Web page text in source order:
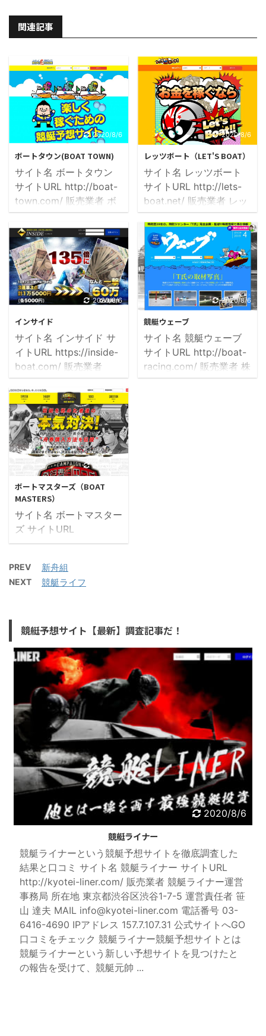
関連記事
2020/8/6
ボートタウン(BOAT TOWN)
サイト名 ボートタウン
サイトURL http://boat-
town.com/ 販売業者 ボ
ートタウン運営事務局 所
在地 東京都渋谷区松濤
2-15-5 運営責任者 池沢
悟 MAIL help@boat-
town.com 電話番号
0570-056120 IPアドレ
ス 153.150.75.196 公式
ェック ボートタウン
(BOAT TOWN)という競
艇予想サイトを徹底調査
した結果と口コミ ボート
タウン・競艇予想サイト
とは ボートタウン(BOAT
TOWN)という競艇予想
サイトを ...
2020/8/6
レッツボート（LET'S BOAT）
サイト名 レッツボート
サイトURL http://lets-
boat.net/ 販売業者 レッ
ツボート運営事務局 所在
地 東京都荒川区西日暮里
4-1-20 運営責任者 高
橋 宏司 MAIL
help@lets-boat.net 電話
番号 0570-087802 IPア
ドレス 153.150.75.196
をチェック レッツボート
（LET'S BOAT）という
競艇予想サイトを徹底調
査した結果と口コミ レッ
2020/8/6
インサイド
サイト名 インサイド サ
イトURL https://inside-
boat.com/ 販売業者
Invest Performance
Limited 所在地 1028
Robins Coral
bay,Joyend Buillding
P.O.Box 784 Coral
Bay,British Virgin
Islands 運営責任者 Ree
Kyungyool MAIL
info@inside-boat.com
電話番号
+46770222916 IPアド
レス 163.43.113.19 公式
2020/8/6
競艇ウェーブ
サイト名 競艇ウェーブ
サイトURL http://boat-
racing.com/ 販売業者 株
式会社アセットデザイン
2020/8/6
ボートマスターズ（BOAT
MASTERS）
サイト名 ボートマスター
ズ サイトURL
http://boatrace-
式会社オールネット 所在
地 東京都新宿区新宿5-
info@boatrace-
03-6403-5921 IPアドレ
ス 103.231.193.2 公式サ
イトへGO 口コミをチェ
ック ボートマスターズと
いう競艇予想サイトを徹
底調査した結果と口コミ
ボートマスターズという
競艇予想サイトを発見し
た読者から調べてほしい
と連 ...
PREV 新舟組
NEXT 競艇ライフ
競艇予想サイト【最新】調査記事だ！
2020/8/6
競艇ライナー
競艇ライナーという競艇予想サイトを徹底調査した
結果と口コミ サイト名 競艇ライナー サイトURL
http://kyotei-liner.com/ 販売業者 競艇ライナー運営
事務局 所在地 東京都渋谷区渋谷1-7-5 運営責任者 笹
山 達夫 MAIL info@kyotei-liner.com 電話番号 03-
6416-4690 IPアドレス 157.7.107.31 公式サイトへGO
口コミをチェック 競艇ライナー競艇予想サイトとは
競艇ライナーという新しい予想サイトを見つけたと
の報告を受けて、競艇元帥 ...